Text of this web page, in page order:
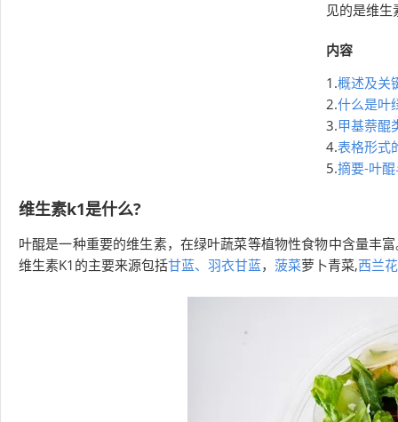
见的是维
内容
1.概述及关
2.什么是叶
3.甲基萘醌
4.表格形式
5.摘要-叶
维生素k1是什么?
叶醌是一种重要的维生素，在绿叶蔬菜等植物性食物中含量丰
维生素K1的主要来源包括甘蓝、羽衣甘蓝， 菠菜萝卜青菜,西兰花